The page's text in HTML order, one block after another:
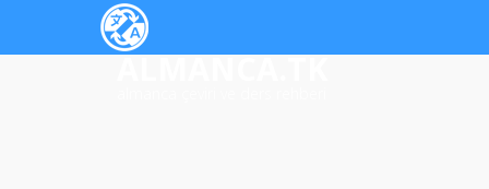
ALMANCA.TK